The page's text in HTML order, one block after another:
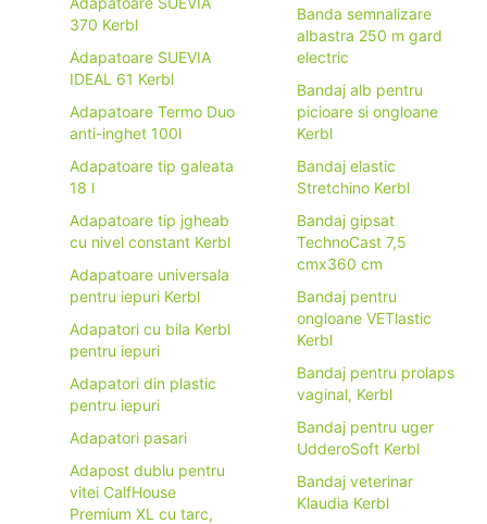
370 Kerbl
Adapatoare SUEVIA
IDEAL 61 Kerbl
Adapatoare Termo Duo
anti-inghet 100l
Adapatoare tip galeata
18 l
Adapatoare tip jgheab
cu nivel constant Kerbl
Adapatoare universala
pentru iepuri Kerbl
Adapatori cu bila Kerbl
pentru iepuri
Adapatori din plastic
pentru iepuri
Adapatori pasari
Adapost dublu pentru
vitei CalfHouse
Premium XL cu tarc,
Banda semnalizare
albastra 250 m gard
electric
Bandaj alb pentru
picioare si ongloane
Kerbl
Bandaj elastic
Stretchino Kerbl
Bandaj gipsat
TechnoCast 7,5
cmx360 cm
Bandaj pentru
ongloane VETlastic
Kerbl
Bandaj pentru prolaps
vaginal, Kerbl
Bandaj pentru uger
UdderoSoft Kerbl
Bandaj veterinar
Klaudia Kerbl